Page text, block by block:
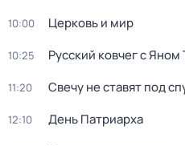
10:00 Церковь и мир
10:25 Русский ковчег с
11:20 Свечу не ставят под
12:10 День Патриарха